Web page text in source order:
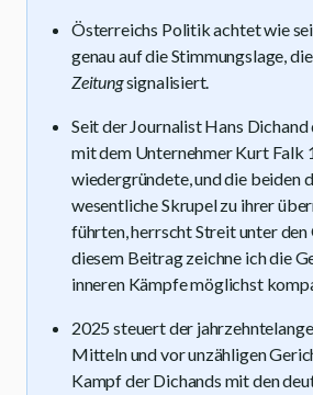
Österreichs Politik achtet wie
genau auf die Stimmungslage,
Zeitungsignalisiert.
Seit der Journalist Hans Dichand
mit dem Unternehmer Kurt Falk
wiedergründete, und die beiden
wesentliche Skrupel zu ihrer
führten, herrscht Streit unter den
diesem Beitrag zeichne ich die
inneren Kämpfe möglichst
2025 steuert der
Mitteln und vor unzähligen
Kampf der Dichands mit den